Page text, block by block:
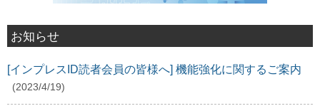
お知らせ
[インプレスID読者会員の皆様へ] 機能強化に関するご案内
(2023/4/19)